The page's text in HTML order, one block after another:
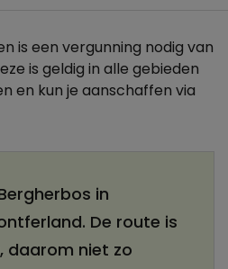
is een vergunning nodig van
is geldig in alle gebieden
en kun je aanschaffen via
in
De route is
daarom niet zo